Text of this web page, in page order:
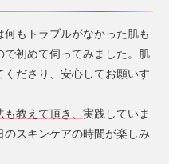
もトラブルがなかった肌も
初めて伺ってみました。肌
ださり、安心してお願いす
教えて頂き、 実践していま
スキンケアの時間が楽しみ